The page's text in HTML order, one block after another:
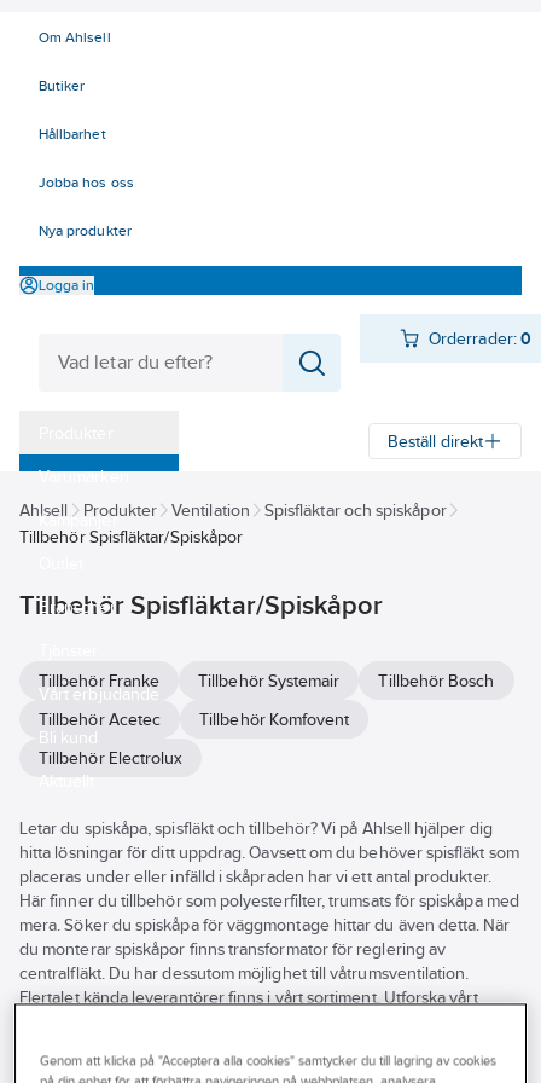
Om Ahlsell
Butiker
Hållbarhet
Jobba hos oss
Nya produkter
Logga in
Orderrader:0
Varumärken
Kampanjer
Branscher
Vårt erbjudande
Bli kund
Aktuellt
Beställ direkt
Ahlsell Produkter Ventilation
Spisfläktar och spiskåpor
Tillbehör Spisfläktar/Spiskåpor
Tillbehör Spisfläktar/Spiskåpor
Tillbehör Franke Tillbehör Systemair
Tillbehör Bosch
Tillbehör Acetec
Tillbehör Komfovent
Tillbehör Electrolux
Letar du spiskåpa, spisfläkt och tillbehör? Vi på Ahlsell hjälper dig
hitta lösningar för ditt uppdrag. Oavsett om du behöver spisfläkt som
placeras under eller infälld i skåpraden har vi ett antal produkter.
Här finner du tillbehör som polyesterfilter, trumsats för spiskåpa med
mera. Söker du spiskåpa för väggmontage hittar du även detta. När
du monterar spiskåpor finns transformator för reglering av
centralfläkt. Du har dessutom möjlighet till våtrumsventilation.
Flertalet kända leverantörer finns i vårt sortiment. Utforska vårt
Se
Genom att klicka på "Acceptera alla cookies" samtycker du till lagring av cookies